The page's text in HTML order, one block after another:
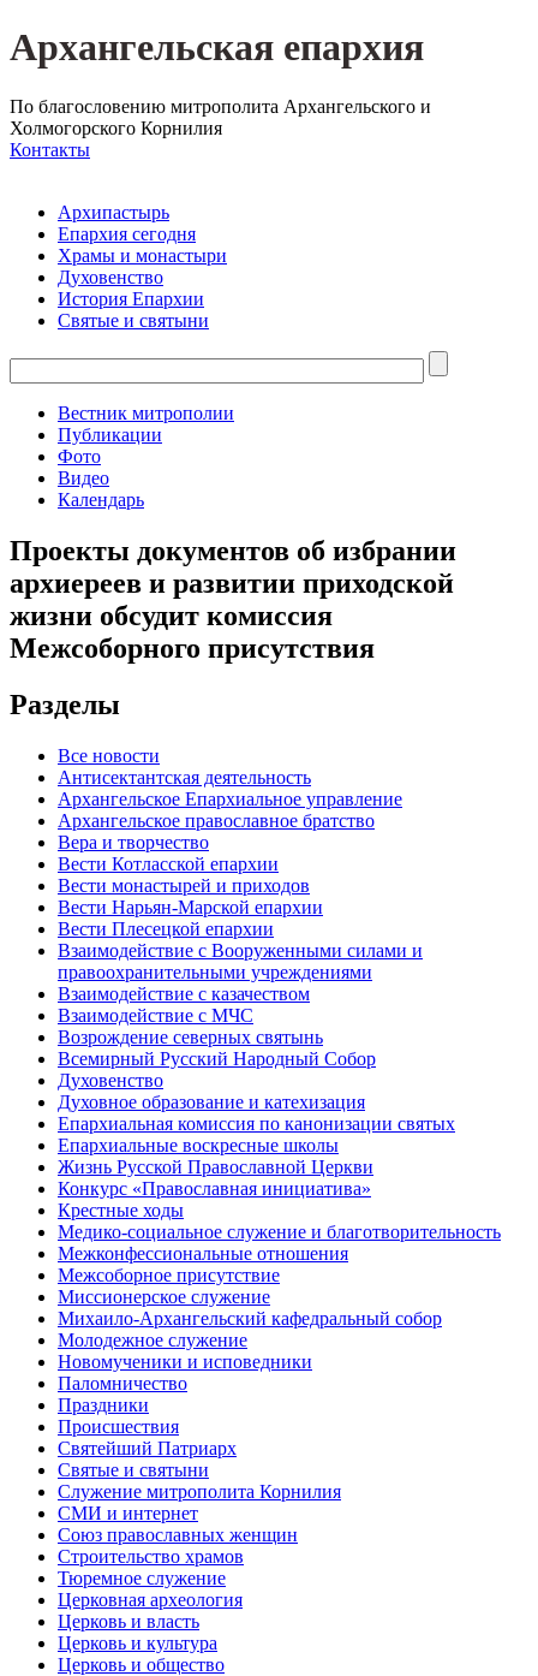
Архангельская епархия
По благословению митрополита Архангельского и
Холмогорского Корнилия
Контакты
Архипастырь
Епархия сегодня
Храмы и монастыри
Духовенство
История Епархии
Святые и святыни
Вестник митрополии
Публикации
Фото
Видео
Календарь
Проекты документов об избрании
архиереев и развитии приходской
жизни обсудит комиссия
Межсоборного присутствия
Разделы
Все новости
Антисектантская деятельность
Архангельское Епархиальное управление
Архангельское православное братство
Вера и творчество
Вести Котласской епархии
Вести монастырей и приходов
Вести Нарьян-Марской епархии
Вести Плесецкой епархии
Взаимодействие с Вооруженными силами и
правоохранительными учреждениями
Взаимодействие с казачеством
Взаимодействие с МЧС
Возрождение северных святынь
Всемирный Русский Народный Собор
Духовенство
Духовное образование и катехизация
Епархиальная комиссия по канонизации святых
Епархиальные воскресные школы
Жизнь Русской Православной Церкви
Конкурс «Православная инициатива»
Крестные ходы
Медико-социальное служение и благотворительность
Межконфессиональные отношения
Межсоборное присутствие
Миссионерское служение
Михаило-Архангельский кафедральный собор
Молодежное служение
Новомученики и исповедники
Паломничество
Праздники
Происшествия
Святейший Патриарх
Святые и святыни
Служение митрополита Корнилия
СМИ и интернет
Союз православных женщин
Строительство храмов
Тюремное служение
Церковная археология
Церковь и власть
Церковь и культура
Церковь и общество